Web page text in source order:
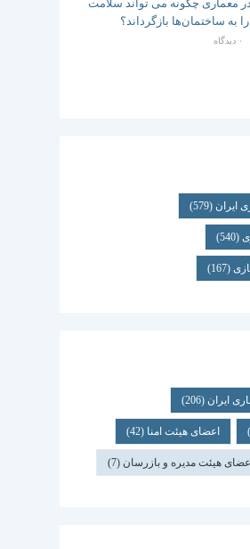
معماری چگونه می تواند سلامت
به ساختمان‌ها بازگرداند؟
۰ دیدگاه
ایران (579)
(540)
(167)
ایران (206)
اعضای هیئت امنا (42)
اعضای هیئت مدیره و بازرسان (7)